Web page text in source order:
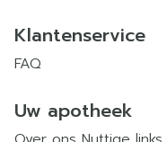
Klantenservice
FAQ
Uw apotheek